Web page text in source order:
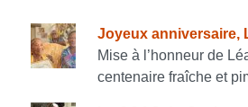
ConsulterJoyeux anniversaire,
Mise à l’honneur de
centenaire fraîche et